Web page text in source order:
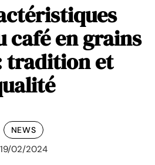
café en grains
tradition et
NEWS
19/02/2024